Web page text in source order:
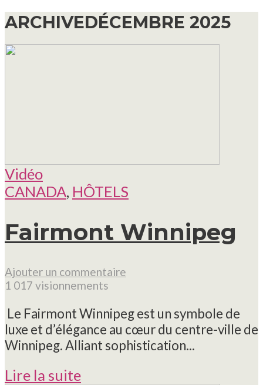
ARCHIVEDÉCEMBRE 2025
Vidéo
CANADA, HÔTELS
Fairmont Winnipeg
Ajouter un commentaire
1 017 visionnements
Le Fairmont Winnipeg est un symbole de
luxe et d’élégance au cœur du centre-ville de
Winnipeg. Alliant sophistication...
Lire la suite